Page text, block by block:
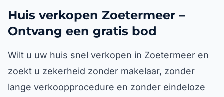
Huis verkopen Zoetermeer –
Ontvang een gratis bod
Wilt u uw huis snel verkopen in Zoetermeer en
zoekt u zekerheid zonder makelaar, zonder
lange verkoopprocedure en zonder eindeloze